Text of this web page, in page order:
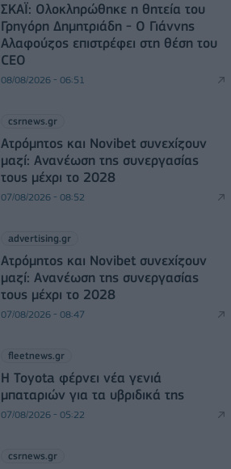
ΣΚΑΪ: Ολοκληρώθηκε η θητεία του
Γρηγόρη Δημητριάδη - Ο Γιάννης
Αλαφούζος επιστρέφει στη θέση του
CEO
08/08/2026 - 06:51
csrnews.gr
Ατρόμητος και Novibet συνεχίζουν
μαζί: Ανανέωση της συνεργασίας
τους μέχρι το 2028
07/08/2026 - 08:52
advertising.gr
Ατρόμητος και Novibet συνεχίζουν
μαζί: Ανανέωση της συνεργασίας
τους μέχρι το 2028
07/08/2026 - 08:47
fleetnews.gr
Η Toyota φέρνει νέα γενιά
μπαταριών για τα υβριδικά της
07/08/2026 - 05:22
csrnews.gr